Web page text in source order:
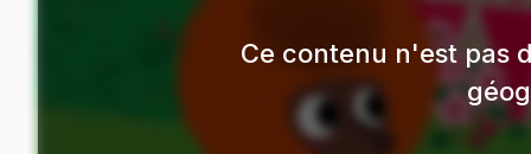
Ce contenu n'est pas